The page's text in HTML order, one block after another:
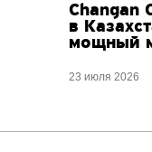
Changan
в
мощный
23 июля 2026